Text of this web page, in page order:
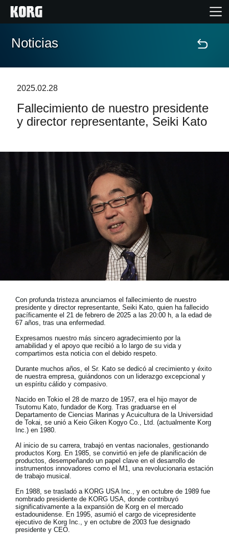
Inicio
Características
Localizador de Tiendas
Acerca de KORG
Noticias
2025.02.28
Fallecimiento de nuestro presidente
y director representante, Seiki Kato
Con profunda tristeza anunciamos el fallecimiento de nuestro
presidente y director representante, Seiki Kato, quien ha fallecido
pacíficamente el 21 de febrero de 2025 a las 20:00 h, a la edad de
67 años, tras una enfermedad.
Expresamos nuestro más sincero agradecimiento por la
amabilidad y el apoyo que recibió a lo largo de su vida y
compartimos esta noticia con el debido respeto.
Durante muchos años, el Sr. Kato se dedicó al crecimiento y éxito
de nuestra empresa, guiándonos con un liderazgo excepcional y
un espíritu cálido y compasivo.
Nacido en Tokio el 28 de marzo de 1957, era el hijo mayor de
Tsutomu Kato, fundador de Korg. Tras graduarse en el
Departamento de Ciencias Marinas y Acuicultura de la Universidad
de Tokai, se unió a Keio Giken Kogyo Co., Ltd. (actualmente Korg
Inc.) en 1980.
Al inicio de su carrera, trabajó en ventas nacionales, gestionando
productos Korg. En 1985, se convirtió en jefe de planificación de
productos, desempeñando un papel clave en el desarrollo de
instrumentos innovadores como el M1, una revolucionaria estación
de trabajo musical.
En 1988, se trasladó a KORG USA Inc., y en octubre de 1989 fue
nombrado presidente de KORG USA, donde contribuyó
significativamente a la expansión de Korg en el mercado
estadounidense. En 1995, asumió el cargo de vicepresidente
ejecutivo de Korg Inc., y en octubre de 2003 fue designado
presidente y CEO.